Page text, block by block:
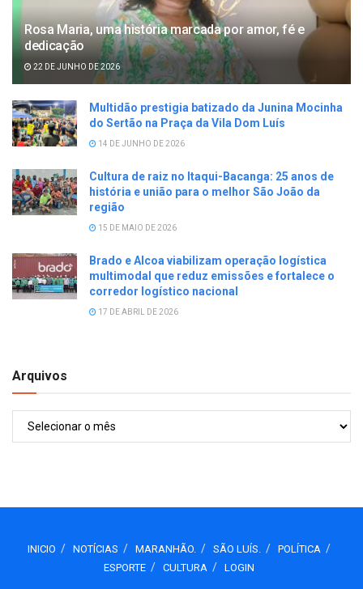
Rosa Maria, uma história marcada por amor, fé e
dedicação
22 DE JUNHO DE 2026
Multidão prestigia batizado da Junina Mocinha
do Sertão na Praça da Vila Dom Luís
14 DE JUNHO DE 2026
Cultura de raiz no Itaqui-Bacanga: 25 anos de
história e união para o melhor São João da
região
15 DE MAIO DE 2026
Brado e Alcoa viabilizam operação logística
multimodal que reduz emissões e fortalece o
corredor logístico nacional
17 DE ABRIL DE 2026
Arquivos
INICIO NOTÍCIAS MARANHÃO. SÃO LUÍS.
POLÍTICA
ESPORTE
CULTURA LOGIN